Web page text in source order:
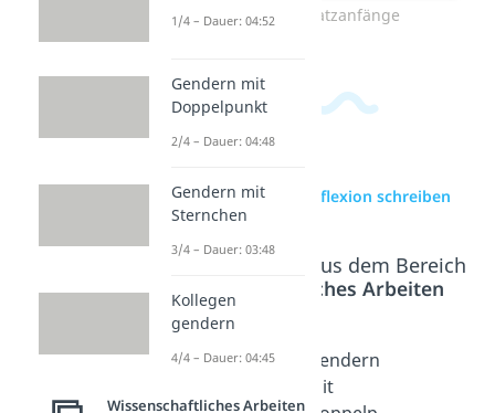
Zum Video: Satzanfänge
zur Videoseite: Reflexion schreiben
Beliebte Inhalte aus dem Bereich
Wissenschaftliches Arbeiten
Sachanal
Dauer: 04:06
Richtig
Dauer: 04:52
Gendern
mit
1/4 – Dauer: 04:52
Gendern mit
Doppelpunkt
2/4 – Dauer: 04:48
Gendern mit
Sternchen
3/4 – Dauer: 03:48
Kollegen
gendern
4/4 – Dauer: 04:45
Wissenschaftliches Arbeiten